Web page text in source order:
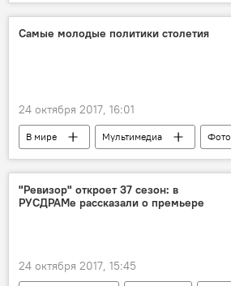
Самые молодые политики столетия
24 октября 2017, 16:01
В мире Мультимедиа Фото
"Ревизор" откроет 37 сезон: в
РУСДРАМе рассказали о премьере
24 октября 2017, 15:45